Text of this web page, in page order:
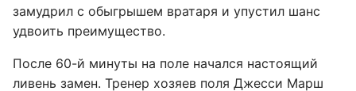
замудрил с обыгрышем вратаря и упустил шанс
удвоить преимущество.
После 60-й минуты на поле начался настоящий
ливень замен. Тренер хозяев поля Джесси Марш